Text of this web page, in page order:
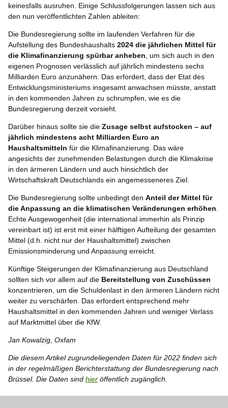
keinesfalls ausruhen. Einige Schlussfolgerungen lassen sich aus
den nun veröffentlichten Zahlen ableiten:
Die Bundesregierung sollte im laufenden Verfahren für die
Aufstellung des Bundeshaushalts 2024 die jährlichen Mittel für
die Klimafinanzierung spürbar anheben , um sich auch in den
eigenen Prognosen verlässlich auf jährlich mindestens sechs
Milliarden Euro anzunähern. Das erfordert, dass der Etat des
Entwicklungsministeriums insgesamt anwachsen müsste, anstatt
in den kommenden Jahren zu schrumpfen, wie es die
Bundesregierung derzeit vorsieht.
Darüber hinaus sollte sie die Zusage selbst aufstocken – auf
jährlich mindestens acht Milliarden Euro an
Haushaltsmitteln für die Klimafinanzierung. Das wäre
angesichts der zunehmenden Belastungen durch die Klimakrise
in den ärmeren Ländern und auch hinsichtlich der
Wirtschaftskraft Deutschlands ein angemesseneres Ziel.
Die Bundesregierung sollte unbedingt den Anteil der Mittel für
die Anpassung an die klimatischen Veränderungen erhöhen
Echte Ausgewogenheit (die international immerhin als Prinzip
vereinbart ist) ist erst mit einer hälftigen Aufteilung der gesamten
Mittel (d.h. nicht nur der Haushaltsmittel) zwischen
Emissionsminderung und Anpassung erreicht.
Künftige Steigerungen der Klimafinanzierung aus Deutschland
sollten sich vor allem auf die Bereitstellung von Zuschüssen
konzentrieren, um die Schuldenlast in den ärmeren Ländern nicht
weiter zu verschärfen. Das erfordert entsprechend mehr
Haushaltsmittel in den kommenden Jahren und weniger Verlass
auf Marktmittel über die KfW.
Jan Kowalzig, Oxfam
Die diesem Artikel zugrundeliegenden Daten für 2022 finden sich
in der regelmäßigen Berichterstattung der Bundesregierung nach
Brüssel. Die Daten sind hier öffentlich zugänglich.